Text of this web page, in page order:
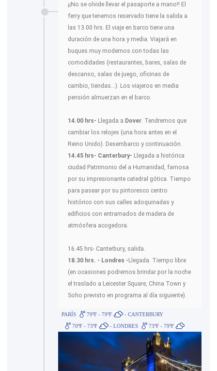
¡¡No se olvide llevar el pasaporte a mano!! El
ferry que tenemos reservado tiene la salida a
las 13.00 hrs. El viaje en barco tiene una
duración de una hora y media. Viajará en
buques muy modernos con todas las
comodidades (restaurantes, bares, salas de
descanso, salas de juego, oficinas de
cambio, tiendas...). Los viajeros en media
pensión almuerzan en el barco.
14.00 hrs- Llegada a Dover . Tendremos que
cambiar los relojes (una hora antes en el
Reino Unido). Desembarco y continuación.
14.45 hrs- Canterbury- Llegada a histórica
ciudad Patrimonio del a Humanidad, famosa
por su impresionante catedral gótica. Tiempo
para pasear por su pintoresco centro
histórico con sus calles adoquinadas y
edificios con entramados de madera de
atmósfera acogedora.
16.45 hrs- Canterbury, salida.
18.30 hrs. - Londres -Llegada. Tiempo libre
(en ocasiones podremos brindar por la noche
el traslado a Leicester Square, China Town y
Soho previsto en programa al día siguiente).
PARÍS 79ºF - 79ºF
- CANTERBURY
70ºF - 73ºF
- LONDRES 73ºF - 79ºF